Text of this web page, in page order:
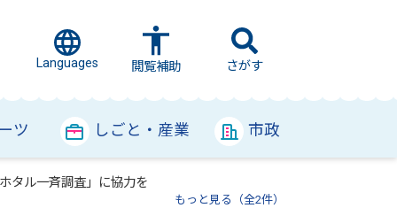
Languages 閲覧補助 さがす
ツ しごと・産業 市政
タル一斉調査」に協力を
もっと見る（全2件）